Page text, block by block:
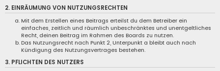
2. EINRÄUMUNG VON NUTZUNGSRECHTEN
Mit dem Erstellen eines Beitrags erteilst du dem Betreiber ein
einfaches, zeitlich und räumlich unbeschränktes und unentgeltliches
Recht, deinen Beitrag im Rahmen des Boards zu nutzen.
Das Nutzungsrecht nach Punkt 2, Unterpunkt a bleibt auch nach
Kündigung des Nutzungsvertrages bestehen.
3. PFLICHTEN DES NUTZERS